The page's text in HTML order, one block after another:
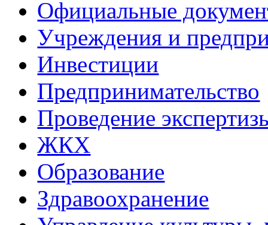
Официальные
Учреждения и
Инвестиции
Предпринимательство
Проведение
ЖКХ
Образование
Здравоохранение